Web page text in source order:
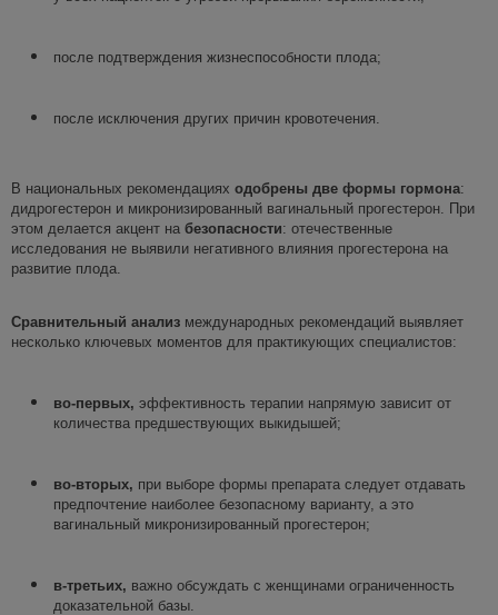
после подтверждения жизнеспособности плода;
после исключения других причин кровотечения.
В национальных рекомендациях одобрены две формы гормона:
дидрогестерон и микронизированный вагинальный прогестерон. При
этом делается акцент на безопасности: отечественные
исследования не выявили негативного влияния прогестерона на
развитие плода.
Сравнительный анализ международных рекомендаций выявляет
несколько ключевых моментов для практикующих специалистов:
во-первых, эффективность терапии напрямую зависит от
количества предшествующих выкидышей;
во-вторых, при выборе формы препарата следует отдавать
предпочтение наиболее безопасному варианту, а это
вагинальный микронизированный прогестерон;
в-третьих, важно обсуждать с женщинами ограниченность
доказательной базы.